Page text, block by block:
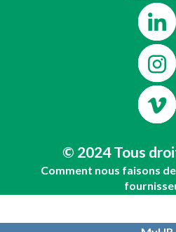
© 2024 Tous
Comment nous faisons